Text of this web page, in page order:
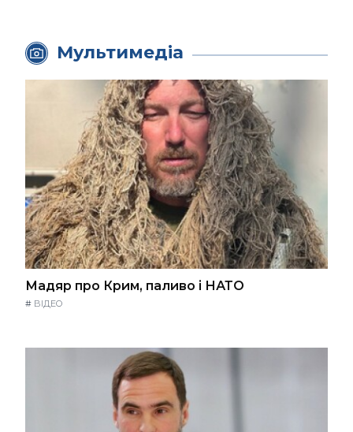
Мультимедіа
Мадяр про Крим, паливо і НАТО
# ВІДЕО